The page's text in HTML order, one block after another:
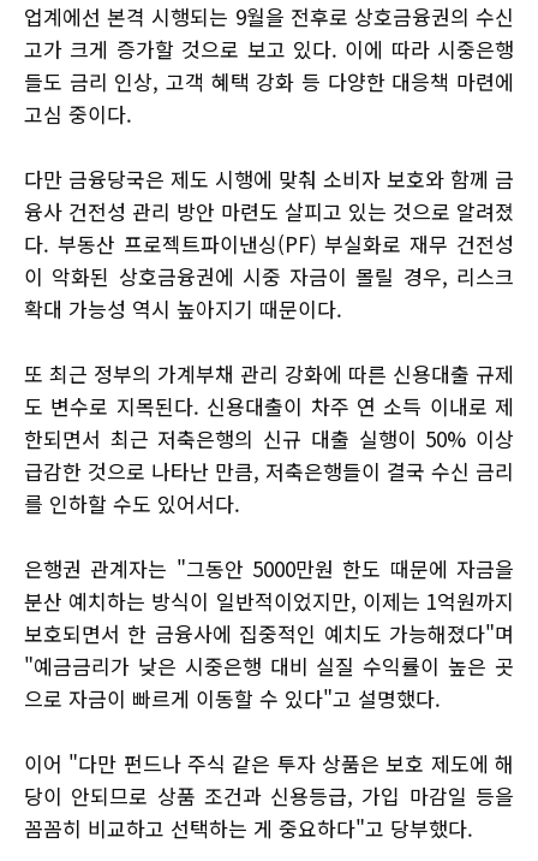
업계에선 본격 시행되는 9월을 전후로 상호금융권의 수신
고가 크게 증가할 것으로 보고 있다. 이에 따라 시중은행
들도 금리 인상, 고객 혜택 강화 등 다양한 대응책 마련에
고심 중이다.
다만 금융당국은 제도 시행에 맞춰 소비자 보호와 함께 금
융사 건전성 관리 방안 마련도 살피고 있는 것으로 알려졌
다. 부동산 프로젝트파이낸싱(PF) 부실화로 재무 건전성
이 악화된 상호금융권에 시중 자금이 몰릴 경우, 리스크
확대 가능성 역시 높아지기 때문이다.
또 최근 정부의 가계부채 관리 강화에 따른 신용대출 규제
도 변수로 지목된다. 신용대출이 차주 연 소득 이내로 제
한되면서 최근 저축은행의 신규 대출 실행이 50% 이상
급감한 것으로 나타난 만큼, 저축은행들이 결국 수신 금리
를 인하할 수도 있어서다.
은행권 관계자는 "그동안 5000만원 한도 때문에 자금을
분산 예치하는 방식이 일반적이었지만, 이제는 1억원까지
보호되면서 한 금융사에 집중적인 예치도 가능해졌다"며
"예금금리가 낮은 시중은행 대비 실질 수익률이 높은 곳
으로 자금이 빠르게 이동할 수 있다"고 설명했다.
이어 "다만 펀드나 주식 같은 투자 상품은 보호 제도에 해
당이 안되므로 상품 조건과 신용등급, 가입 마감일 등을
꼼꼼히 비교하고 선택하는 게 중요하다"고 당부했다.